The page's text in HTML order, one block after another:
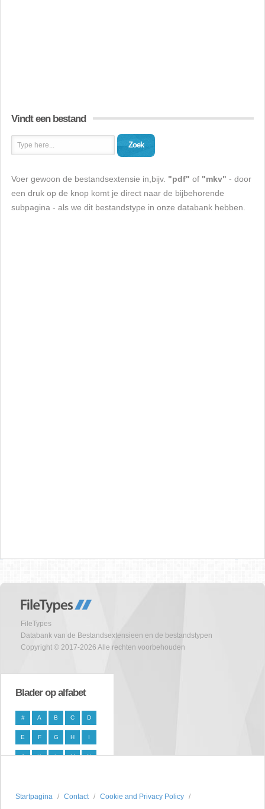
Vindt een bestand
Zoek
Voer gewoon de bestandsextensie in,bijv. "pdf" of "mkv" - door
een druk op de knop komt je direct naar de bijbehorende
subpagina - als we dit bestandstype in onze databank hebben.
FileTypes
Databank van de Bestandsextensieen en de bestandstypen
Copyright © 2017-2026 Alle rechten voorbehouden
Blader op alfabet
# A B C D
E F G H I
J K L M N
T U W X
Startpagina Contact Cookie and Privacy Policy